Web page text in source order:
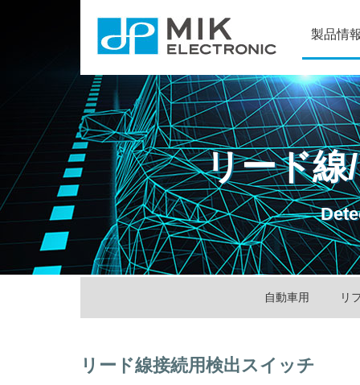
製品情
リード線
自動車用 リ
リード線接続用検出スイッチ